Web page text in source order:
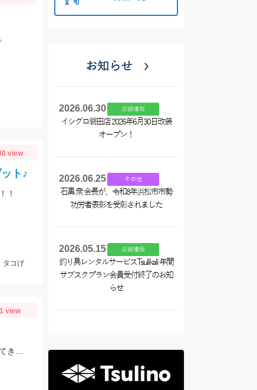
view
ト♪
！
タコげ
view
お知らせ
2026.06.30 店舗情報
イシグロ磐田店 2026年6月30日改装
オープン！
2026.06.25 その他
石黒 衆 会長が、令和8年浜松市市勢
功労者表彰を受彰されました
2026.05.15 店舗情報
釣り具レンタルサービスTsulikali 年間
サブスクプラン会員受付終了のお知
らせ